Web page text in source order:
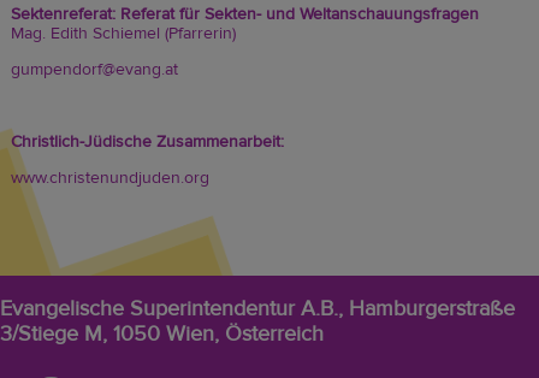
Sektenreferat: Referat für Sekten- und Weltanschauungsfragen
Mag. Edith Schiemel (Pfarrerin)
gumpendorf@evang.at
Christlich-Jüdische Zusammenarbeit:
www.christenundjuden.org
Evangelische Superintendentur A.B., Hamburgerstraße
3/Stiege M, 1050 Wien, Österreich